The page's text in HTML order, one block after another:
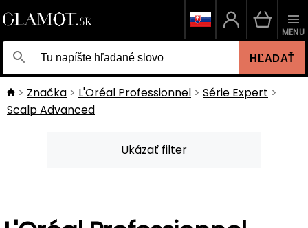
HĽADAŤ
MENU
Značka L'Oréal Professionnel
Série Expert
Scalp Advanced
Ukázať filter